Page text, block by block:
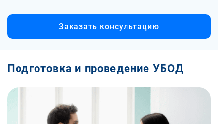
Заказать консультацию
Подготовка и проведение УБОД